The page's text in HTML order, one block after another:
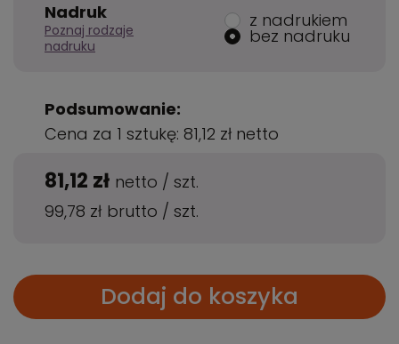
Nadruk
Poznaj rodzaje
nadruku
z nadrukiem
bez nadruku
Podsumowanie:
Cena za 1 sztukę: 81,12 zł netto
81,12 zł netto / szt.
99,78 zł brutto / szt.
Dodaj do koszyka